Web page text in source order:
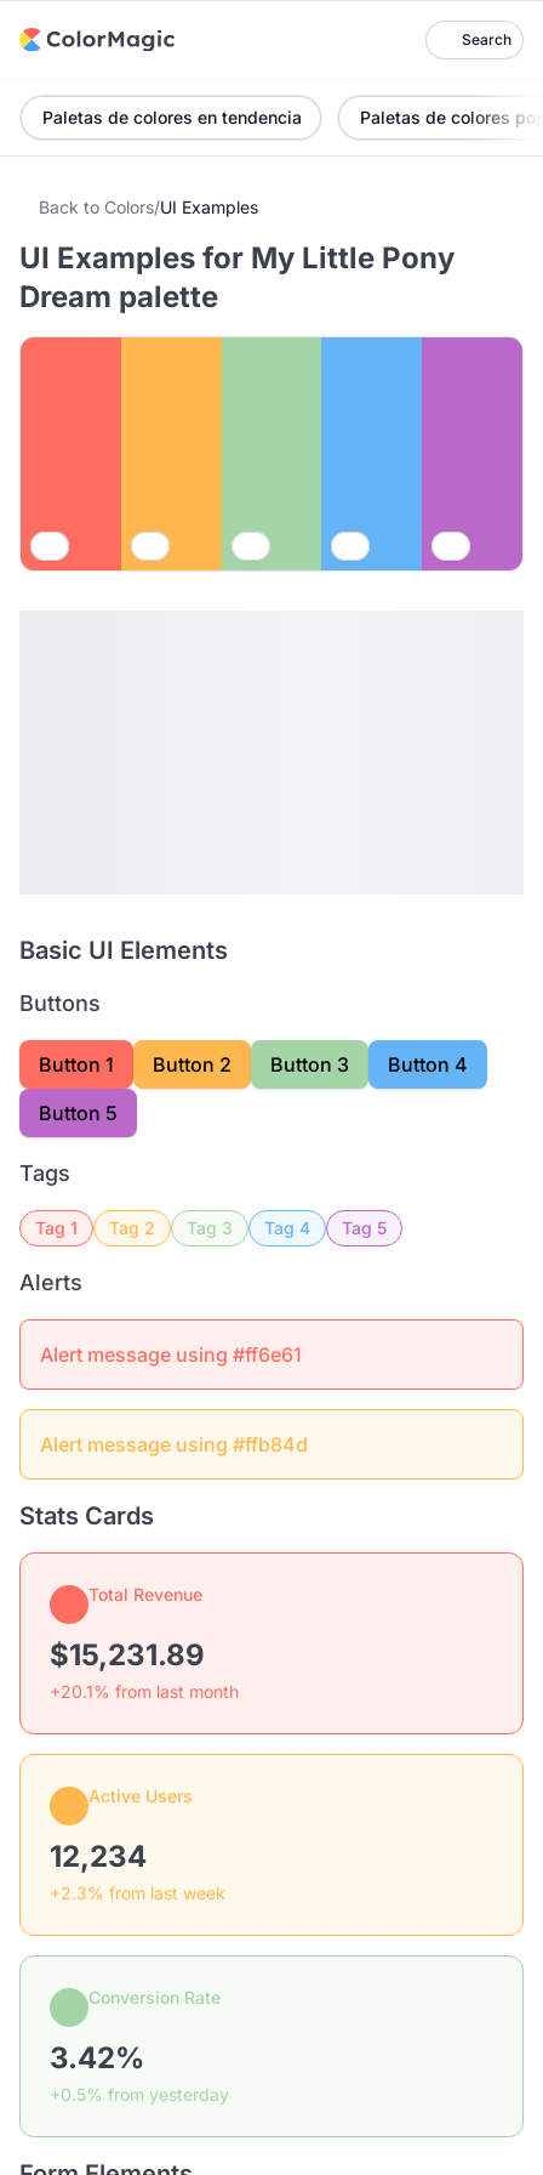
Search
Paletas de colores en tendencia Paletas de colores
Back to Colors/UI Examples
UI Examples for My Little Pony
Dream palette
Basic UI Elements
Buttons
Button 1 Button 2 Button 3
Button 4
Button 5
Tags
Tag 1 Tag 2 Tag 3 Tag 4 Tag 5
Alerts
Alert message using #ff6e61
Alert message using #ffb84d
Stats Cards
Total Revenue
$15,231.89
+20.1% from last month
Active Users
12,234
+2.3% from last week
Conversion Rate
3.42%
+0.5% from yesterday